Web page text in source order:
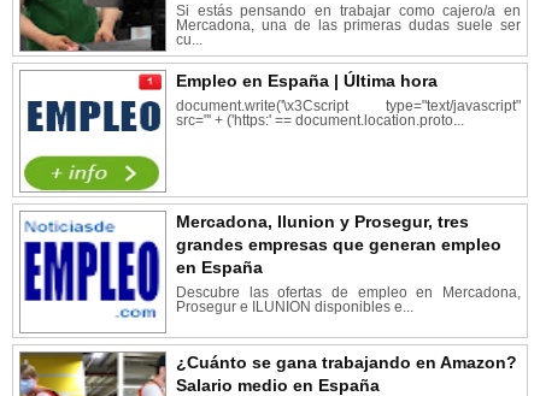
Si estás pensando en trabajar como cajero/a en
Mercadona, una de las primeras dudas suele ser
cu...
Empleo en España | Última hora
document.write('\x3Cscript type="text/javascript"
src="' + ('https:' == document.location.proto...
Mercadona, Ilunion y Prosegur, tres
grandes empresas que generan empleo
en España
Descubre las ofertas de empleo en Mercadona,
Prosegur e ILUNION disponibles e...
¿Cuánto se gana trabajando en Amazon?
Salario medio en España